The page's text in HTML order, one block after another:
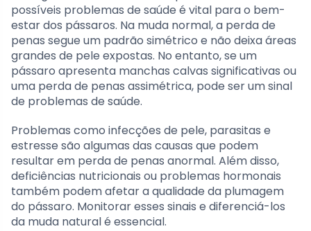
possíveis problemas de saúde é vital para o bem-
estar dos pássaros. Na muda normal, a perda de
penas segue um padrão simétrico e não deixa áreas
grandes de pele expostas. No entanto, se um
pássaro apresenta manchas calvas significativas ou
uma perda de penas assimétrica, pode ser um sinal
de problemas de saúde.
Problemas como infecções de pele, parasitas e
estresse são algumas das causas que podem
resultar em perda de penas anormal. Além disso,
deficiências nutricionais ou problemas hormonais
também podem afetar a qualidade da plumagem
do pássaro. Monitorar esses sinais e diferenciá-los
da muda natural é essencial.